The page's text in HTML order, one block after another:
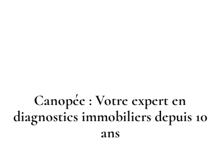
Canopée : Votre expert en
diagnostics immobiliers depuis 10
ans